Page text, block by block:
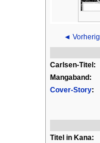
◄
Carlsen-Titel:
Mangaband:
Cover-Story:
Titel in Kana: